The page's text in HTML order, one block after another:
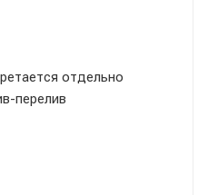
отдельно
перелив